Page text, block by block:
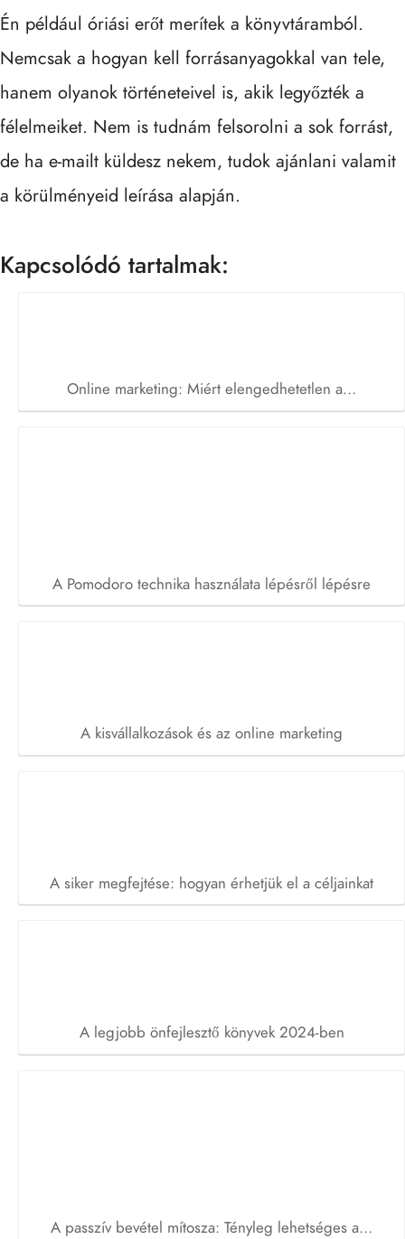
Én például óriási erőt merítek a könyvtáramból.
Nemcsak a hogyan kell forrásanyagokkal van tele,
hanem olyanok történeteivel is, akik legyőzték a
félelmeiket. Nem is tudnám felsorolni a sok forrást,
de ha e-mailt küldesz nekem, tudok ajánlani valamit
a körülményeid leírása alapján.
Kapcsolódó tartalmak:
Online marketing: Miért elengedhetetlen a…
A Pomodoro technika használata lépésről lépésre
A kisvállalkozások és az online marketing
A siker megfejtése: hogyan érhetjük el a céljainkat
A legjobb önfejlesztő könyvek 2024-ben
A passzív bevétel mítosza: Tényleg lehetséges a…